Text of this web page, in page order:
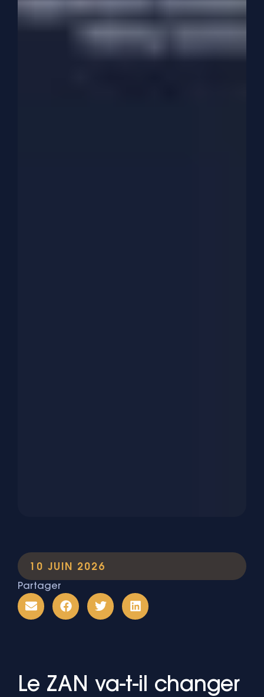
10 JUIN 2026
Partager
Le ZAN va-t-il changer